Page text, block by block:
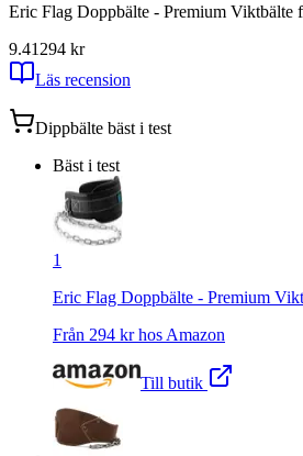
Eric Flag Doppbälte - Premium
9.41 294 kr
Läs recension
Dippbälte bäst i test
Bäst i test
1
Eric Flag Doppbälte - Premium
Från 294 kr hos Amazon
Till butik